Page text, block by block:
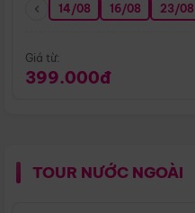
14/08 16/08 23/08
Giá từ:
399.000đ
TOUR NƯỚC NGOÀI